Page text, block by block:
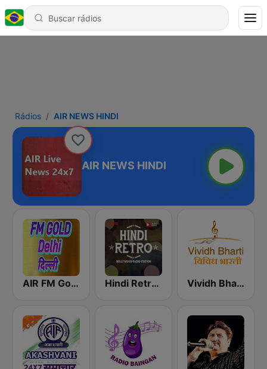
Rádios AIR NEWS HINDI
AIR NEWS HINDI
AIR FM Gold Dehli Hindi Retro Hits Radio Vividh Bharti (विविध भारती)